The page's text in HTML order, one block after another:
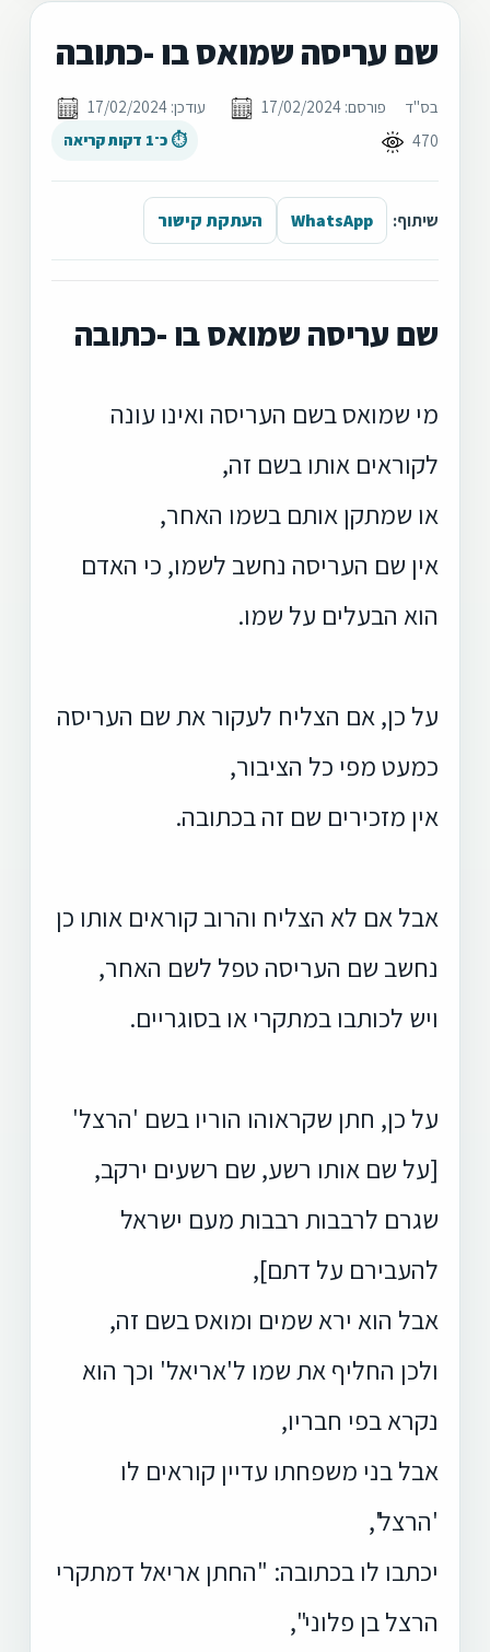
שם עריסה שמואס בו -כתובה
בס"ד פורסם: 17/02/2024
עודכן: 17/02/2024
470
⏱ כ־1 דקות קריאה
שיתוף: WhatsApp העתקת קישור
שם עריסה שמואס בו -כתובה
מי שמואס בשם העריסה ואינו עונה
לקוראים אותו בשם זה,
או שמתקן אותם בשמו האחר,
אין שם העריסה נחשב לשמו, כי האדם
הוא הבעלים על שמו.
על כן, אם הצליח לעקור את שם העריסה
כמעט מפי כל הציבור,
אין מזכירים שם זה בכתובה.
אבל אם לא הצליח והרוב קוראים אותו כן
נחשב שם העריסה טפל לשם האחר,
ויש לכותבו במתקרי או בסוגריים.
על כן, חתן שקראוהו הוריו בשם 'הרצל'
[על שם אותו רשע, שם רשעים ירקב,
שגרם לרבבות רבבות מעם ישראל
להעבירם על דתם],
אבל הוא ירא שמים ומואס בשם זה,
ולכן החליף את שמו ל'אריאל' וכך הוא
נקרא בפי חבריו,
אבל בני משפחתו עדיין קוראים לו
'הרצל',
יכתבו לו בכתובה: "החתן אריאל דמתקרי
הרצל בן פלוני",